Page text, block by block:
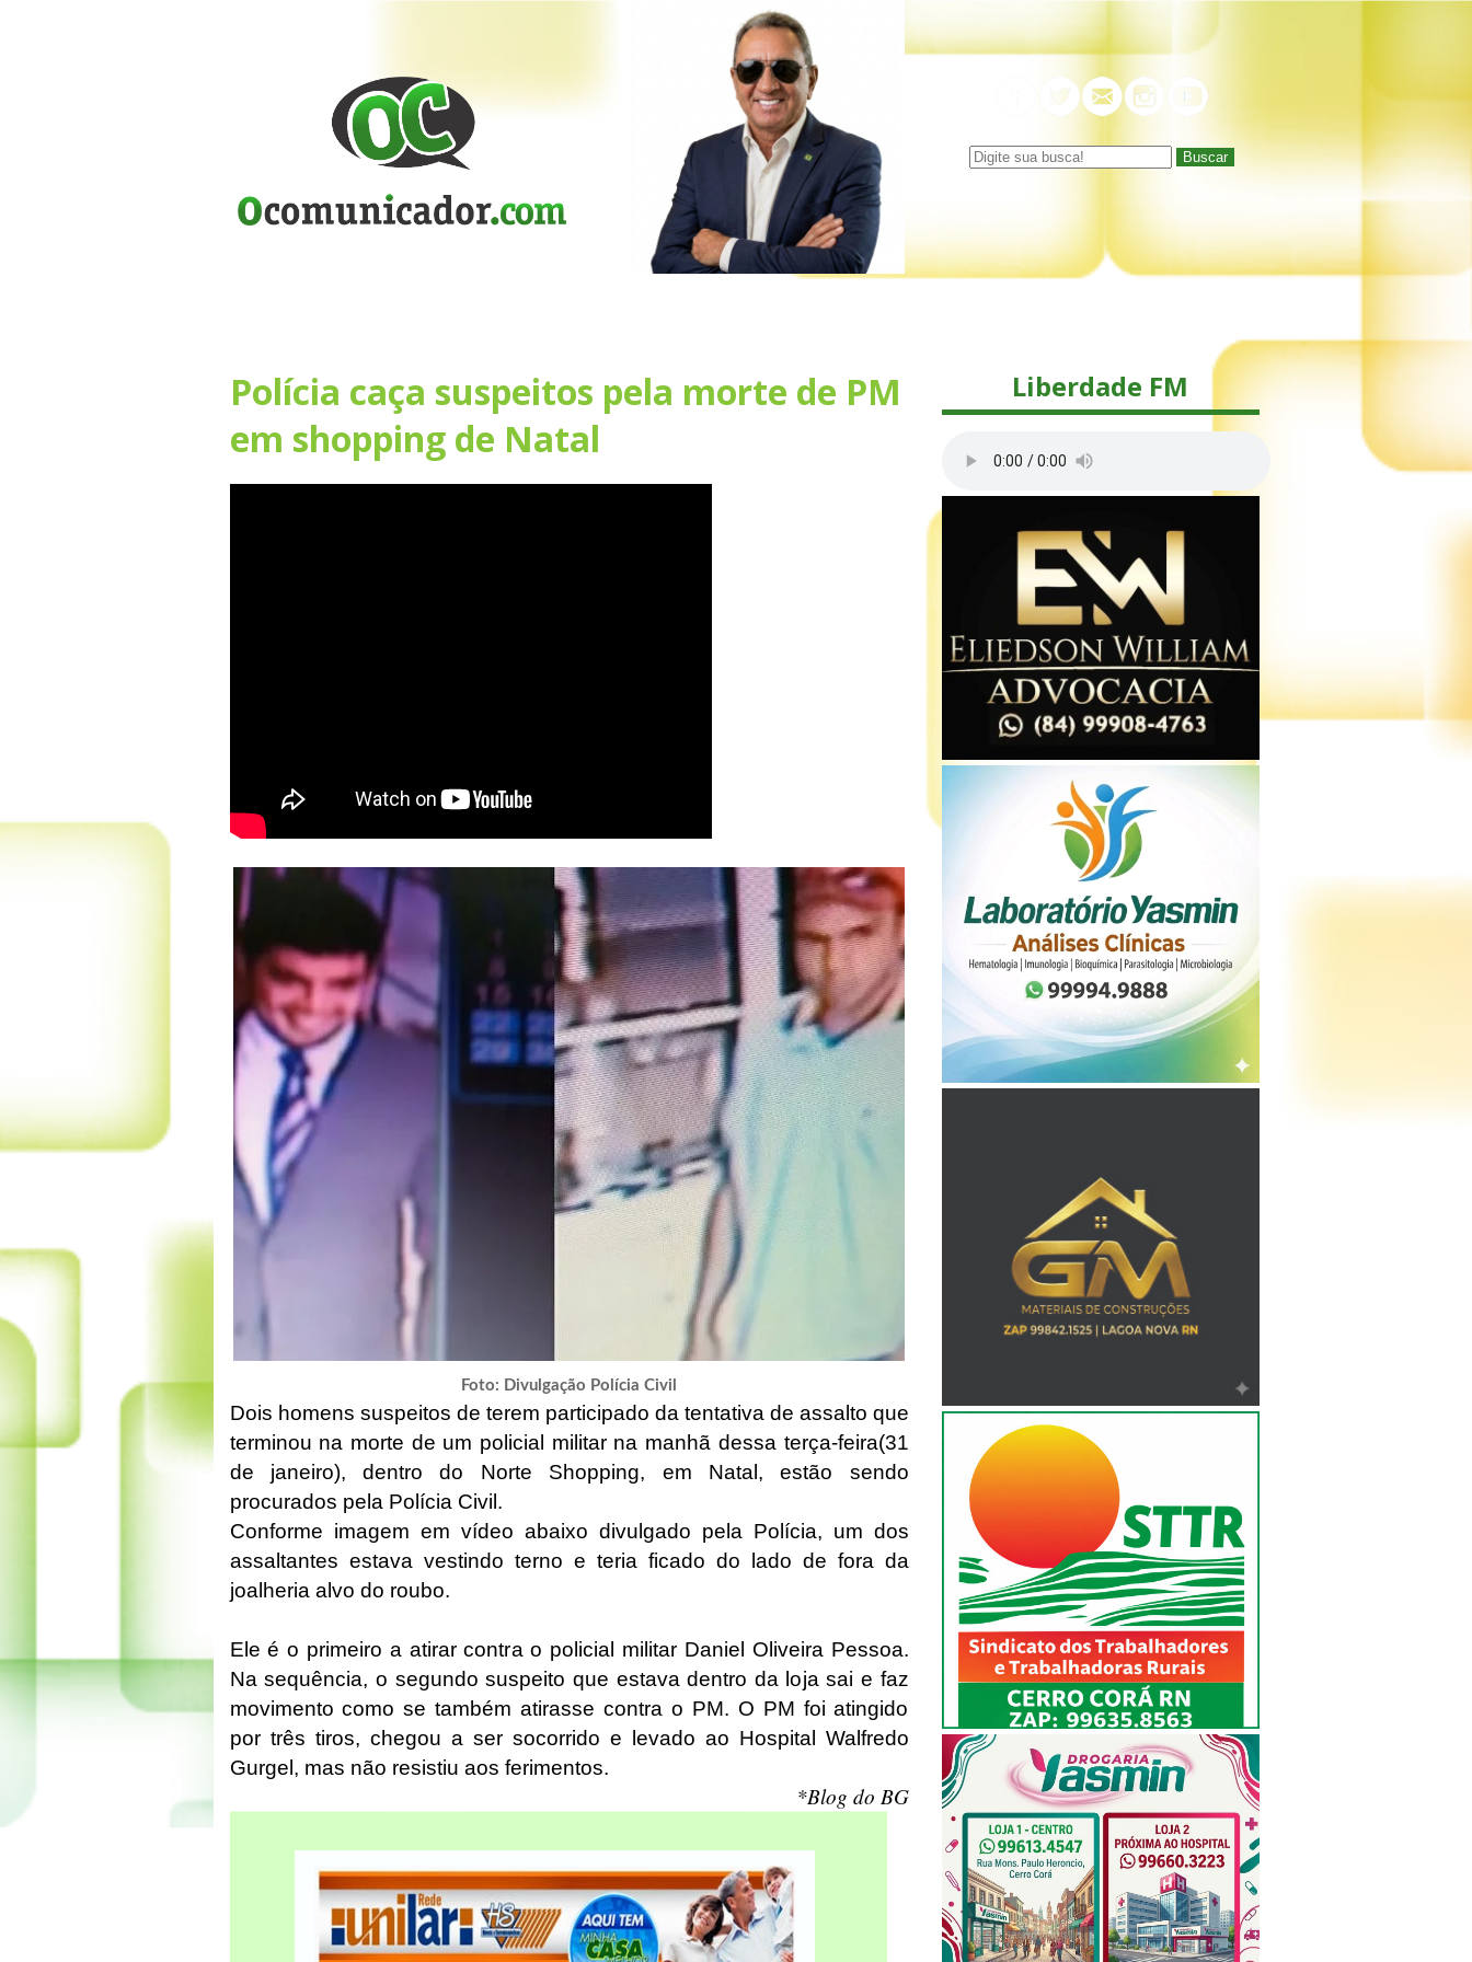
Buscar
Polícia caça suspeitos pela morte de PM
em shopping de Natal
Foto: Divulgação Polícia Civil
Dois homens suspeitos de terem participado da tentativa de assalto que
terminou na morte de um policial militar na manhã dessa terça-feira(31
de janeiro), dentro do Norte Shopping, em Natal, estão sendo
procurados pela Polícia Civil.
Conforme imagem em vídeo abaixo divulgado pela Polícia, um dos
assaltantes estava vestindo terno e teria ficado do lado de fora da
joalheria alvo do roubo.
Ele é o primeiro a atirar contra o policial militar Daniel Oliveira Pessoa.
Na sequência, o segundo suspeito que estava dentro da loja sai e faz
movimento como se também atirasse contra o PM. O PM foi atingido
por três tiros, chegou a ser socorrido e levado ao Hospital Walfredo
Gurgel, mas não resistiu aos ferimentos.
*Blog do BG
Liberdade FM